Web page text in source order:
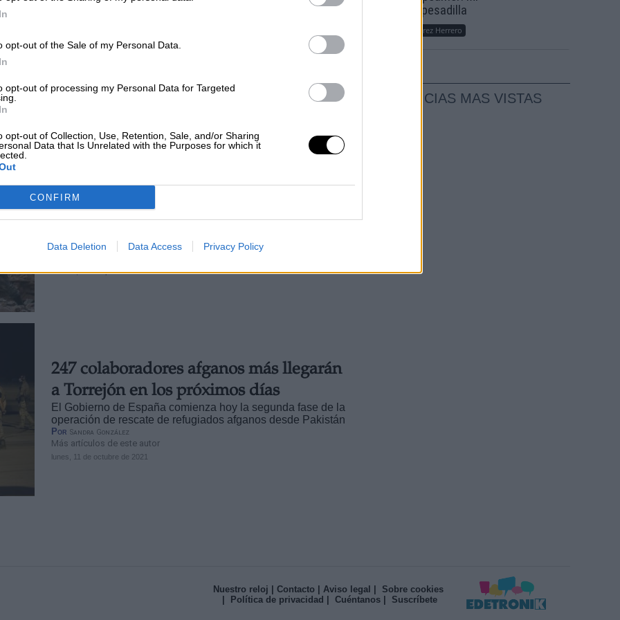
opt-out of the Sale of my Personal Data.
opt-out of processing my Personal Data for Targeted
opt-out of Collection, Use, Retention, Sale, and/or Sharing
Data that Is Unrelated with the Purposes for which it
CONFIRM
Data Deletion Data Access Privacy Policy
ACNUR advierte a Italia del peligroso
migrantes en el Mediterráneo
miércoles, 7 de agosto de 2019
Más de un mes después de la explosión
encuentran en Beirut indicios de vida
Por Marina G.
viernes, 4 de septiembre de 2020
247 colaboradores afganos más llegarán
a Torrejón en los próximos días
El Gobierno de España comienza hoy la segunda fase de la
operación de rescate de refugiados afganos desde Pakistán
Por Sandra González
Más artículos de este autor
lunes, 11 de octubre de 2021
sueño, mi pesadilla
María Pérez Herrero
NOTICIAS MAS VISTAS
Nuestro reloj | Contacto| Aviso legal | Sobre cookies
| Política de privacidad | Cuéntanos| Suscríbete